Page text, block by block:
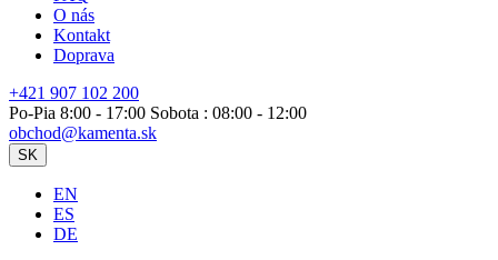
O nás
Kontakt
Doprava
+421 907 102 200
Po-Pia 8:00 - 17:00 Sobota : 08:00 - 12:00
obchod@kamenta.sk
SK
EN
ES
DE